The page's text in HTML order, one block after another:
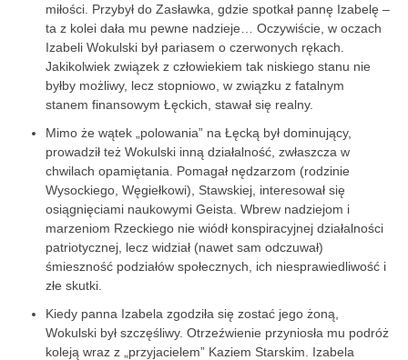
miłości. Przybył do Zasławka, gdzie spotkał pannę Izabelę –
ta z kolei dała mu pewne nadzieje… Oczywiście, w oczach
Izabeli Wokulski był pariasem o czerwonych rękach.
Jakikolwiek związek z człowiekiem tak niskiego stanu nie
byłby możliwy, lecz stopniowo, w związku z fatalnym
stanem finansowym Łęckich, stawał się realny.
Mimo że wątek „polowania” na Łęcką był dominujący,
prowadził też Wokulski inną działalność, zwłaszcza w
chwilach opamiętania. Pomagał nędzarzom (rodzinie
Wysockiego, Węgiełkowi), Stawskiej, interesował się
osiągnięciami naukowymi Geista. Wbrew nadziejom i
marzeniom Rzeckiego nie wiódł konspiracyjnej działalności
patriotycznej, lecz widział (nawet sam odczuwał)
śmieszność podziałów społecznych, ich niesprawiedliwość i
złe skutki.
Kiedy panna Izabela zgodziła się zostać jego żoną,
Wokulski był szczęśliwy. Otrzeźwienie przyniosła mu podróż
koleją wraz z „przyjacielem” Kaziem Starskim. Izabela